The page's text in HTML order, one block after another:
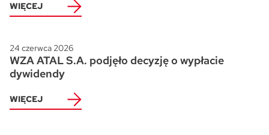
WIĘCEJ
24 czerwca 2026
WZA ATAL S.A. podjęło decyzję o wypłacie
dywidendy
WIĘCEJ